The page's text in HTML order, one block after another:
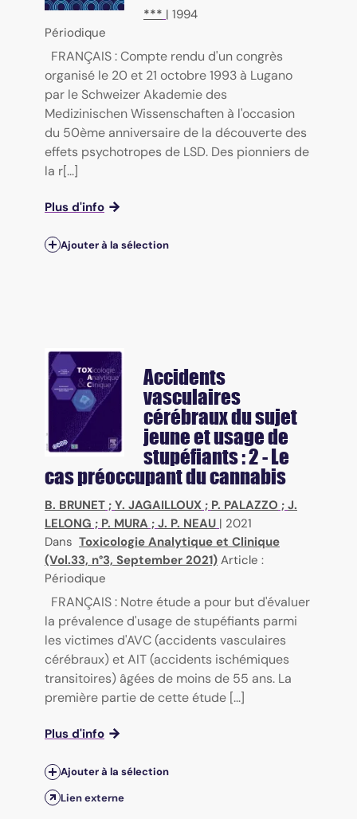
*** | 1994
Périodique
FRANÇAIS : Compte rendu d'un congrès
organisé le 20 et 21 octobre 1993 à Lugano
par le Schweizer Akademie des
Medizinischen Wissenschaften à l'occasion
du 50ème anniversaire de la découverte des
effets psychotropes de LSD. Des pionniers de
la r[...]
Plus d'info
Ajouter à la sélection
Accidents
vasculaires
cérébraux du sujet
jeune et usage de
stupéfiants : 2 - Le
cas préoccupant du cannabis
B. BRUNET ; Y. JAGAILLOUX ; P. PALAZZO ; J.
LELONG ; P. MURA ; J. P. NEAU | 2021
Dans Toxicologie Analytique et Clinique
(Vol.33, n°3, September 2021) Article :
Périodique
FRANÇAIS : Notre étude a pour but d'évaluer
la prévalence d'usage de stupéfiants parmi
les victimes d'AVC (accidents vasculaires
cérébraux) et AIT (accidents ischémiques
transitoires) âgées de moins de 55 ans. La
première partie de cette étude [...]
Plus d'info
Ajouter à la sélection
Lien externe